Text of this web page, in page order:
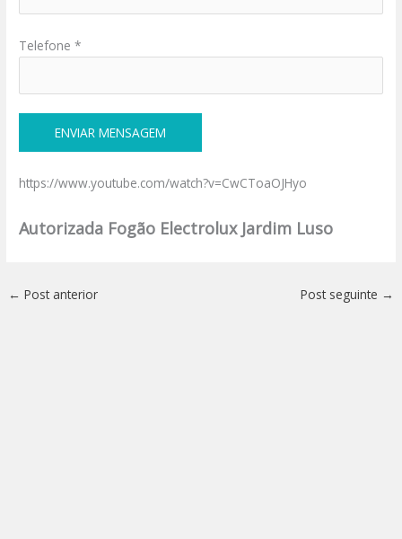
Telefone *
https://www.youtube.com/watch?v=CwCToaOJHyo
Autorizada Fogão Electrolux Jardim Luso
← Post anterior Post seguinte →